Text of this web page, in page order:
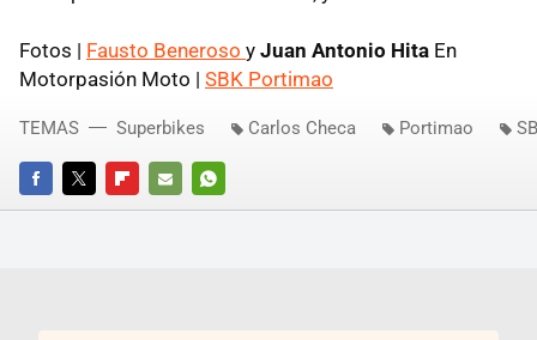
Fotos | Fausto Beneroso y Juan Antonio Hita En
Motorpasión Moto | SBK Portimao
FACEBOOKTWITTERFLIPBOARD
E-
WHATSAPP
TEMAS Superbikes Carlos Checa Portimao